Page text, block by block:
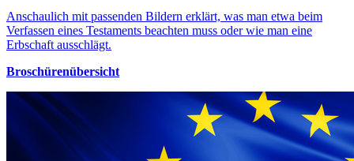
Anschaulich mit passenden Bildern erklärt, was man etwa beim
Verfassen eines Testaments beachten muss oder wie man eine
Erbschaft ausschlägt.
Broschürenübersicht